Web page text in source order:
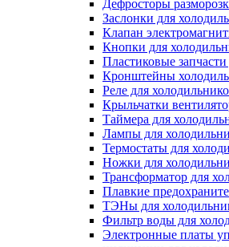
Дефросторы
Заслонки для
Клапан
Кнопки для
Пластиковые
Кронштейны
Реле для
Крыльчатки
Таймера для
Лампы для
Термостаты для
Ножки для
Трансформатор для
Плавкие
ТЭНы для
Фильтр воды для
Электронные платы